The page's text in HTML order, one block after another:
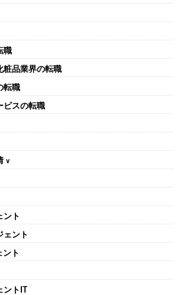
職
粧品業界の転職
転職
ビスの転職
∨
ント
ェント
ント
ントIT